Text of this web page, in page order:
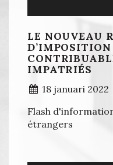
LE NOUVEAU
D’IMPOSITION
IMPATRIÉS
18 januari 2022
Flash
étrangers